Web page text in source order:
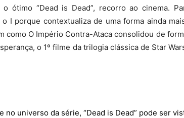
ótimo “Dead is Dead”, recorro ao cinema.
I porque contextualiza de uma forma ainda
como O Império Contra-Ataca consolidou de
o 1º filme da trilogia clássica de Star
no universo da série, “Dead is Dead” pode ser